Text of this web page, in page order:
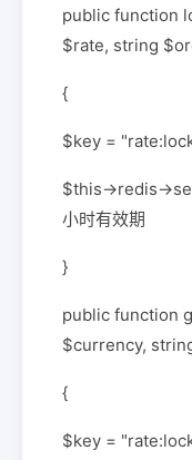
public function
$rate, string
{
$key =
$this->redis-
小时有效期
}
public function
$currency,
{
$key =